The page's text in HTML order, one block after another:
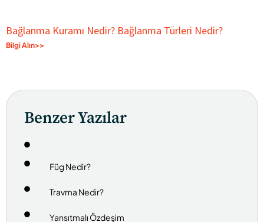
Bağlanma Kuramı Nedir? Bağlanma Türleri Nedir?
Bilgi Alın>>
Benzer Yazılar
Füg Nedir?
Travma Nedir?
Yansıtmalı Özdeşim